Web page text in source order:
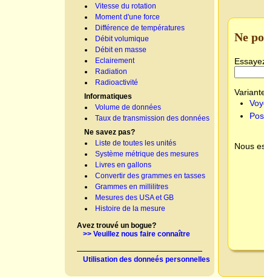
Vitesse du rotation
Moment d'une force
Différence de températures
Débit volumique
Débit en masse
Eclairement
Radiation
Radioactivité
Informatiques
Volume de données
Taux de transmission des données
Ne savez pas?
Liste de toutes les unités
Système métrique des mesures
Livres en gallons
Convertir des grammes en tasses
Grammes en millilitres
Mesures des USA et GB
Histoire de la mesure
Avez trouvé un bogue?
>> Veuillez nous faire connaître
Utilisation des donneés personnelles
Ne
Nous